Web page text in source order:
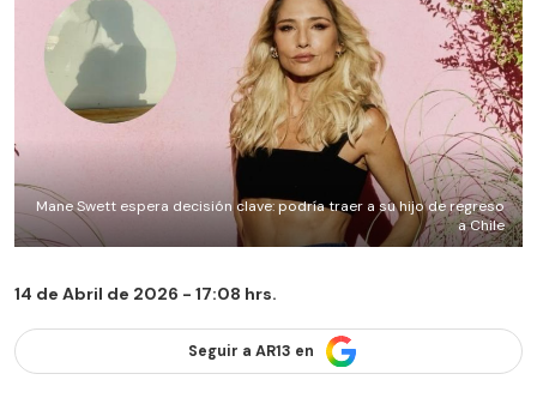
Mane Swett espera decisión clave: podría traer a su hijo de regreso
a Chile
14 de Abril de 2026 - 17:08 hrs.
Seguir a AR13 en